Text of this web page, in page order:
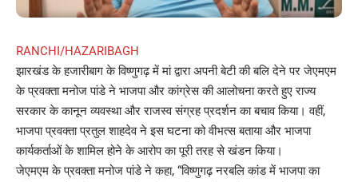
RANCHI/HAZARIBAGH
झारखंड के हजारीबाग के विष्णुगढ़ में मां द्वारा अपनी बेटी की बलि देने पर जेएमएम
के प्रवक्ता मनोज पांडे ने भाजपा और कांग्रेस की आलोचना करते हुए राज्य
सरकार के कानून व्यवस्था और राजस्व संग्रह प्रदर्शन का बचाव किया। वहीं,
भाजपा प्रवक्ता प्रतुल शाहदेव ने इस घटना को वीभत्स बताया और भाजपा
कार्यकर्ताओं के शामिल होने के आरोप का पूरी तरह से खंडन किया।
जेएमएम के प्रवक्ता मनोज पांडे ने कहा, “विष्णुगढ़ नरबलि कांड में भाजपा का